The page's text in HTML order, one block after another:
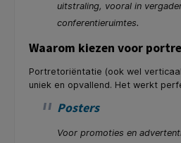
uitstraling, vooral in
conferentieruimtes.
Waarom kiezen voor
Portretoriëntatie (ook wel
uniek en opvallend. Het werkt
Posters
Voor promoties en